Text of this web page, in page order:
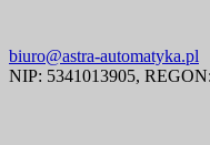
biuro@astra-automatyka.pl
NIP: 5341013905,